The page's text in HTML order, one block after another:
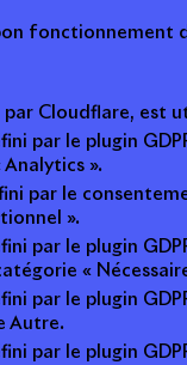
par Cloudflare, est
par le plugin
».
par le
».
par le plugin
«
par le plugin
Autre.
par le plugin